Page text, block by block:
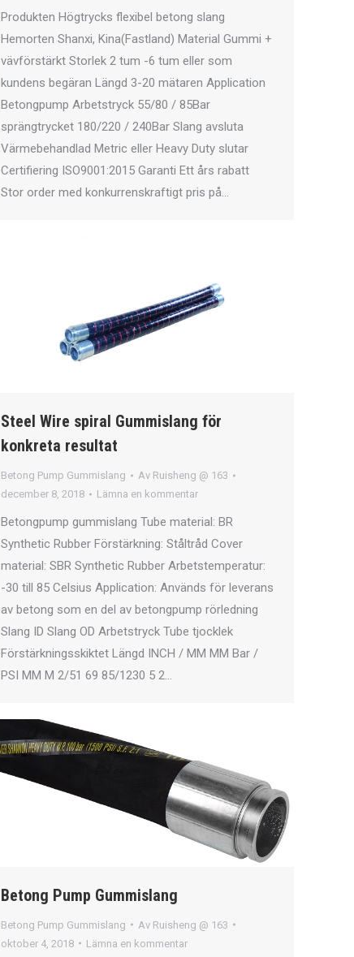
Produkten Högtrycks flexibel betong slang
Hemorten Shanxi, Kina(Fastland) Material Gummi +
vävförstärkt Storlek 2 tum -6 tum eller som
kundens begäran Längd 3-20 mätaren Application
Betongpump Arbetstryck 55/80 / 85Bar
sprängtrycket 180/220 / 240Bar Slang avsluta
Värmebehandlad Metric eller Heavy Duty slutar
Certifiering ISO9001:2015 Garanti Ett års rabatt
Stor order med konkurrenskraftigt pris på…
Steel Wire spiral Gummislang för
konkreta resultat
Betong Pump Gummislang Av Ruisheng @ 163
december 8, 2018
Lämna en kommentar
Betongpump gummislang Tube material: BR
Synthetic Rubber Förstärkning: Ståltråd Cover
material: SBR Synthetic Rubber Arbetstemperatur:
-30 till 85 Celsius Application: Används för leverans
av betong som en del av betongpump rörledning
Slang ID Slang OD Arbetstryck Tube tjocklek
Förstärkningsskiktet Längd INCH / MM MM Bar /
PSI MM M 2/51 69 85/1230 5 2…
Betong Pump Gummislang
Betong Pump Gummislang Av Ruisheng @ 163
oktober 4, 2018
Lämna en kommentar